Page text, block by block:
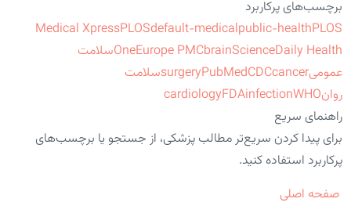
برچسب‌های پرکاربرد
Medical XpressPLOSdefault-medicalpublic-healthPLOS
OneEurope PMCbrainScienceDaily Health
سلامت
عمومی
surgeryPubMedCDCcancer
سلامت
روان
cardiologyFDAinfectionWHO
راهنمای سریع
برای پیدا کردن سریع‌تر مطالب پزشکی، از جستجو یا برچسب‌های
پرکاربرد استفاده کنید.
صفحه اصلی